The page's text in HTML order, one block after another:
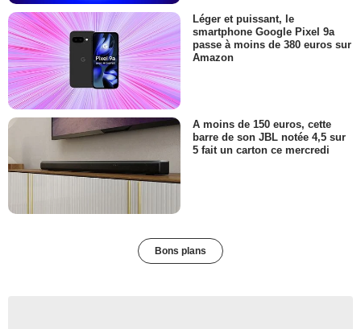
Léger et puissant, le
smartphone Google Pixel 9a
passe à moins de 380 euros sur
Amazon
A moins de 150 euros, cette
barre de son JBL notée 4,5 sur
5 fait un carton ce mercredi
Bons plans